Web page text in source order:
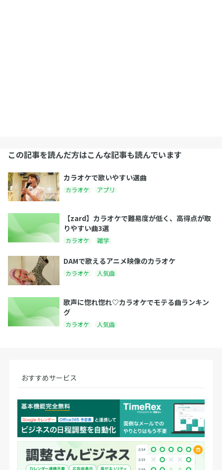
この記事を読んだ方はこんな記事も読んでいます
カラオケで歌いやすい選曲
カラオケ アプリ
【zard】カラオケで難易度が低く、高得点が取
りやすい曲3選
カラオケ 雑学
DAMで歌えるアニメ映像のカラオケ
カラオケ 人気曲
歌声に惚れ惚れ♡カラオケでモテる曲ランキン
グ
カラオケ 人気曲
おすすめサービス